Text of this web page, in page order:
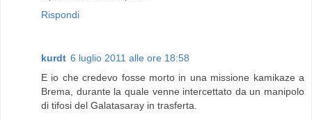
Rispondi
kurdt 6 luglio 2011 alle ore 18:58
E io che credevo fosse morto in una missione kamikaze a
Brema, durante la quale venne intercettato da un manipolo
di tifosi del Galatasaray in trasferta.